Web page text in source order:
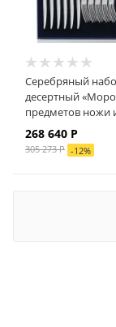
Серебряный
десертный
предметов ножи
268 640 Р
305 273Р -12%